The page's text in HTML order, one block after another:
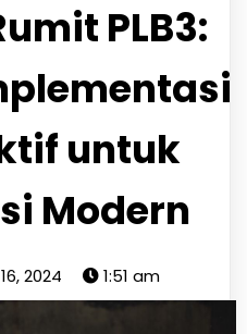
PLB3:
untuk
Modern
2024 1:51 am